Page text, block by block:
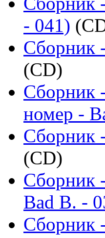
- 041)
Сборник
(CD)
Сборник
номер -
Сборник
(CD)
Сборник
Bad B. -
Сборник